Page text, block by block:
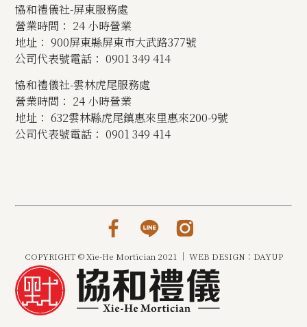
協和禮儀社-屏東服務處
營業時間： 24 小時營業
地址： 900屏東縣屏東市大武路377號
公司代表號電話： 0901 349 414
協和禮儀社-雲林虎尾服務處
營業時間： 24 小時營業
地址： 632雲林縣虎尾鎮惠來里惠來200-9號
公司代表號電話： 0901 349 414
COPYRIGHT © Xie-He Mortician 2021 │ WEB DESIGN：DAYUP